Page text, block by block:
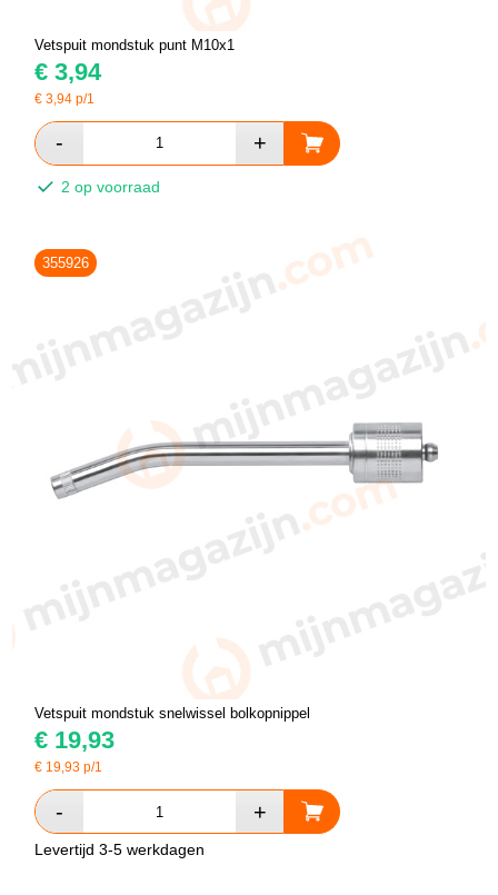
Vetspuit mondstuk punt M10x1
€ 3,94
€3,94 p/1
2 op voorraad
355926
Vetspuit mondstuk snelwissel bolkopnippel
€ 19,93
€ 19,93 p/1
Levertijd 3-5 werkdagen